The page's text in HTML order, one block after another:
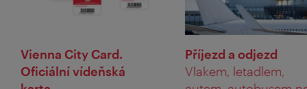
Vienna City Card.
Oficiální vídeňská
Příjezd a odjezd
Vlakem, letadlem,